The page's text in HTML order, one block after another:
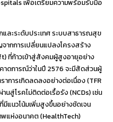
เพื่อเตรียมความพร้อมรับมือ
และระดับประเทศ ระบบสาธารณสุข
ากการเปลี่ยนแปลงโครงสร้าง
ที่ก้าวเข้าสู่สังคมผู้สูงอายุอย่าง
าดการณ์ว่าในปี 2576 จะมีสัดส่วนผู้
การเกิดลดลงอย่างต่อเนื่อง (TFR
านสู่โรคไม่ติดต่อเรื้อรัง (NCDs) เช่น
มีแนวโน้มเพิ่มสูงขึ้นอย่างชัดเจน
พแห่งอนาคต (HealthTech)